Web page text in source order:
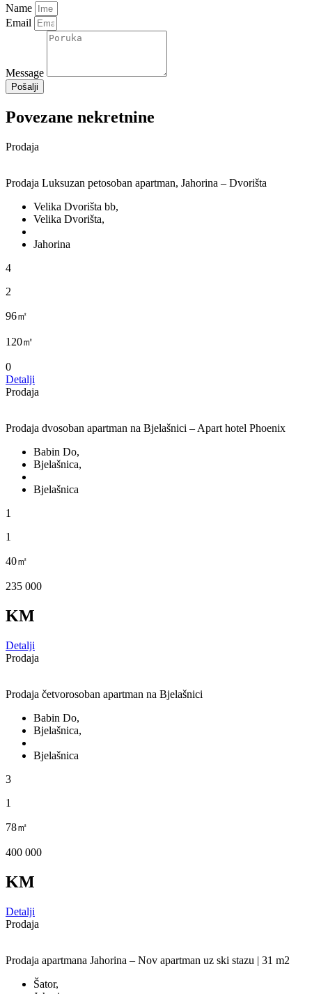
Name
Email
Message
Pošalji
Povezane nekretnine
Prodaja
Prodaja Luksuzan petosoban apartman, Jahorina – Dvorišta
Velika Dvorišta bb,
Velika Dvorišta,
Jahorina
4
2
96㎡
120㎡
0
Detalji
Prodaja
Prodaja dvosoban apartman na Bjelašnici – Apart hotel Phoenix
Babin Do,
Bjelašnica,
Bjelašnica
1
1
40㎡
235 000
KM
Detalji
Prodaja
Prodaja četvorosoban apartman na Bjelašnici
Babin Do,
Bjelašnica,
Bjelašnica
3
1
78㎡
400 000
KM
Detalji
Prodaja
Prodaja apartmana Jahorina – Nov apartman uz ski stazu | 31 m2
Šator,